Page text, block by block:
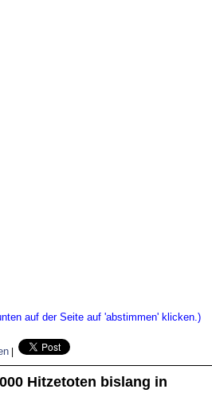
auf der Seite auf 'abstimmen' klicken.)
Hitzetoten bislang in